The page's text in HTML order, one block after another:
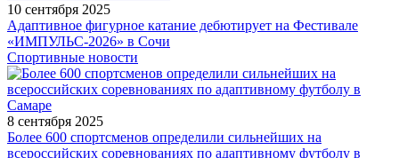
10 сентября 2025
Адаптивное фигурное катание дебютирует на Фестивале
«ИМПУЛЬС-2026» в Сочи
Спортивные новости
8 сентября 2025
Более 600 спортсменов определили сильнейших на
всероссийских соревнованиях по адаптивному футболу в